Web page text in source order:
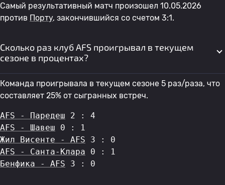
Самый результативный матч произошел 10.05.2026
против Порту, закончившийся со счетом 3:1.
Сколько раз клуб AFS проигрывал в текущем
сезоне в процентах?
Команда проигрывала в текущем сезоне 5 раз/раза, что
составляет 25% от сыгранных встреч.
AFS - Паредеш 2 : 4
AFS - Шавеш 0 : 1
Жил Висенте - AFS 3 : 0
AFS - Санта-Клара 0 : 1
Бенфика - AFS 3 : 0